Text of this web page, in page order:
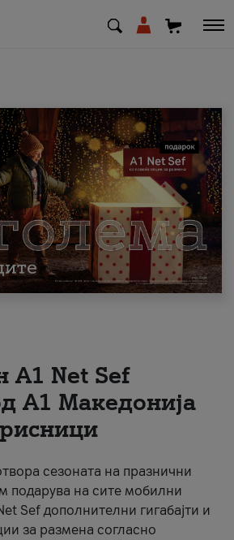
A1 Net Sеf
А1 Македонија
сезоната на празнични
подарува на сите мобилни
Sef дополнителни гигабајти и
за размена согласно